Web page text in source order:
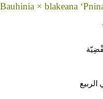
Bauhinia × blakeana